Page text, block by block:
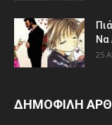
Nα
25
ΔΗΜΟΦΙΛΗ